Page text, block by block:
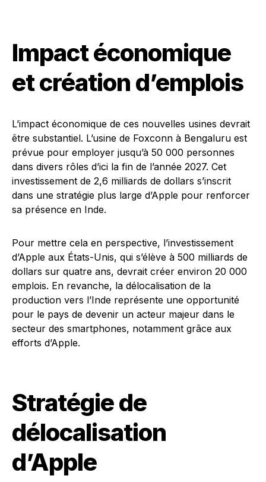
Impact économique
et création d’emplois
L’impact économique de ces nouvelles usines devrait
être substantiel. L’usine de Foxconn à Bengaluru est
prévue pour employer jusqu’à 50 000 personnes
dans divers rôles d’ici la fin de l’année 2027. Cet
investissement de 2,6 milliards de dollars s’inscrit
dans une stratégie plus large d’Apple pour renforcer
sa présence en Inde.
Pour mettre cela en perspective, l’investissement
d’Apple aux États-Unis, qui s’élève à 500 milliards de
dollars sur quatre ans, devrait créer environ 20 000
emplois. En revanche, la délocalisation de la
production vers l’Inde représente une opportunité
pour le pays de devenir un acteur majeur dans le
secteur des smartphones, notamment grâce aux
efforts d’Apple.
Stratégie de
délocalisation
d’Apple